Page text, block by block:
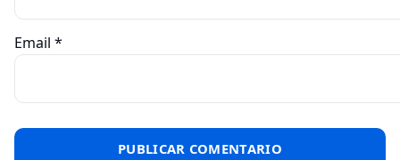
Email *